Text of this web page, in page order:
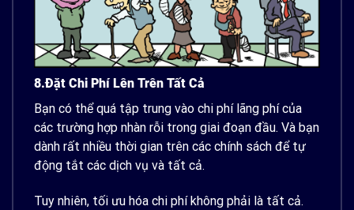
8.Đặt Chi Phí Lên Trên Tất Cả
Bạn có thể quá tập trung vào chi phí lãng phí của
các trường hợp nhàn rỗi trong giai đoạn đầu. Và bạn
dành rất nhiều thời gian trên các chính sách để tự
động tắt các dịch vụ và tất cả.
Tuy nhiên, tối ưu hóa chi phí không phải là tất cả.